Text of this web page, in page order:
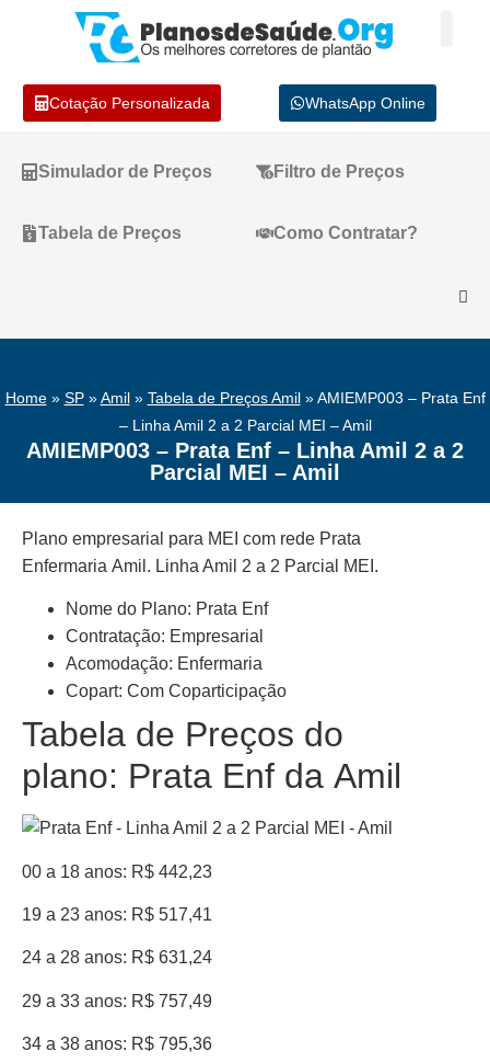
Cotação Personalizada WhatsApp Online
Simulador de Preços Filtro de Preços
Tabela de Preços Como Contratar?
Home» SP» Amil » Tabela de Preços Amil » AMIEMP003 – Prata Enf
– Linha Amil 2 a 2 Parcial MEI – Amil
AMIEMP003 – Prata Enf – Linha Amil 2 a 2
Parcial MEI – Amil
Plano empresarial para MEI com rede Prata
Enfermaria Amil. Linha Amil 2 a 2 Parcial MEI.
Nome do Plano: Prata Enf
Contratação: Empresarial
Acomodação: Enfermaria
Copart: Com Coparticipação
Tabela de Preços do
plano: Prata Enf da Amil
00 a 18 anos: R$ 442,23
19 a 23 anos: R$ 517,41
24 a 28 anos: R$ 631,24
29 a 33 anos: R$ 757,49
34 a 38 anos: R$ 795,36